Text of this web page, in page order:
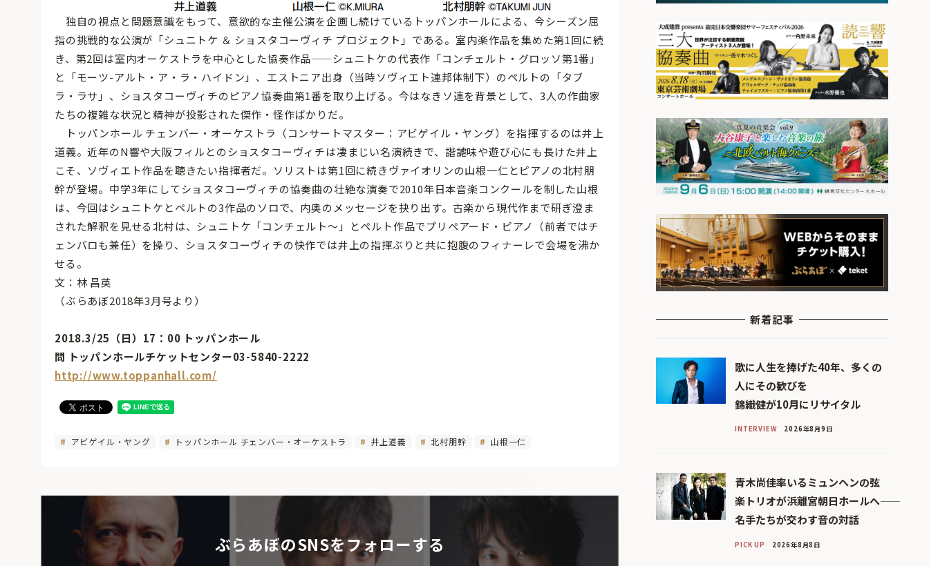
独自の視点と問題意識をもって、意欲的な主催公演を企画し続けているトッパンホールによる、今シーズン屈
指の挑戦的な公演が「シュニトケ ＆ ショスタコーヴィチ プロジェクト」である。室内楽作品を集めた第1回に続
き、第2回は室内オーケストラを中心とした協奏作品——シュニトケの代表作「コンチェルト・グロッソ第1番」
と「モーツ-アルト・ア・ラ・ハイドン」、エストニア出身（当時ソヴィエト連邦体制下）のペルトの「タブ
ラ・ラサ」、ショスタコーヴィチのピアノ協奏曲第1番を取り上げる。今はなきソ連を背景として、3人の作曲家
たちの複雑な状況と精神が投影された傑作・怪作ばかりだ。
トッパンホール チェンバー・オーケストラ（コンサートマスター：アビゲイル・ヤング）を指揮するのは井上
道義。近年のN響や大阪フィルとのショスタコーヴィチは凄まじい名演続きで、諧謔味や遊び心にも長けた井上
こそ、ソヴィエト作品を聴きたい指揮者だ。ソリストは第1回に続きヴァイオリンの山根一仁とピアノの北村朋
幹が登場。中学3年にしてショスタコーヴィチの協奏曲の壮絶な演奏で2010年日本音楽コンクールを制した山根
は、今回はシュニトケとペルトの3作品のソロで、内奥のメッセージを抉り出す。古楽から現代作まで研ぎ澄ま
された解釈を見せる北村は、シュニトケ「コンチェルト〜」とペルト作品でプリペアード・ピアノ（前者ではチ
ェンバロも兼任）を操り、ショスタコーヴィチの快作では井上の指揮ぶりと共に抱腹のフィナーレで会場を沸か
せる。
文：林 昌英
（ぶらあぼ2018年3月号より）
2018.3/25（日）17：00 トッパンホール
問 トッパンホールチケットセンター03-5840-2222
http://www.toppanhall.com/
アビゲイル・ヤング トッパンホール チェンバー・オーケストラ 井上道義 北村朋幹 山根一仁
ぶらあぼのSNSをフォローする
新着記事
歌に人生を捧げた40年、多くの
人にその歓びを
錦織健が10月にリサイタル
INTERVIEW 2026年8月9日
青木尚佳率いるミュンヘンの弦
楽トリオが浜離宮朝日ホールへ――
名手たちが交わす音の対話
PICK UP 2026年8月8日